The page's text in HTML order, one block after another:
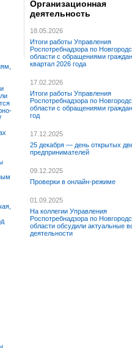
Организационная
деятельность
18.05.2026
Итоги работы Управления
Роспотребнадзора по
области с обращениями
квартал 2026 года
17.02.2026
Итоги работы Управления
Роспотребнадзора по
области с обращениями
год
17.12.2025
25 декабря — день открытых
предпринимателей
09.12.2025
Проверки в онлайн-режиме
01.09.2025
На коллегии Управления
Роспотребнадзора по
области обсудили актуальные
деятельности